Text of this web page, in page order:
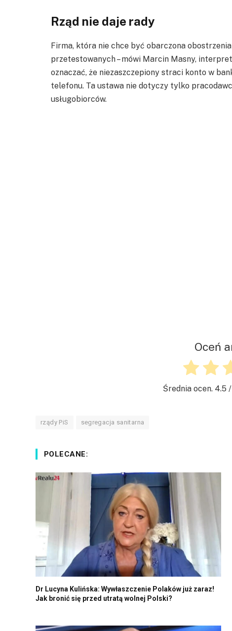
Rząd nie daje rady
Firma, która nie chce być obarczona
przetestowanych – mówi Marcin Masny,
oznaczać, że niezaszczepiony straci konto w
telefonu. Ta ustawa nie dotyczy tylko
usługobiorców.
Oceń
Średnia ocen. 4.5
rządy PiS segregacja sanitarna
POLECANE:
Dr Lucyna Kulińska: Wywłaszczenie Polaków już zaraz!
Jak bronić się przed utratą wolnej Polski?